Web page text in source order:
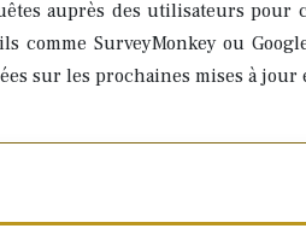
auprès des utilisateurs pour
comme SurveyMonkey ou
sur les prochaines mises à